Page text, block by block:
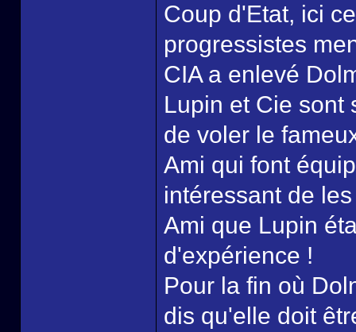
Coup d'Etat, ici
progressistes
CIA a enlevé
Lupin et Cie sont
de voler le
Ami qui font
intéressant de
Ami que Lupin
d'expérience !
Pour la fin où
dis qu'elle doit